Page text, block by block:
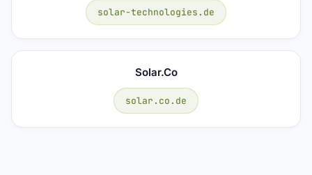
solar-technologies.de
Solar.co
solar.co.de